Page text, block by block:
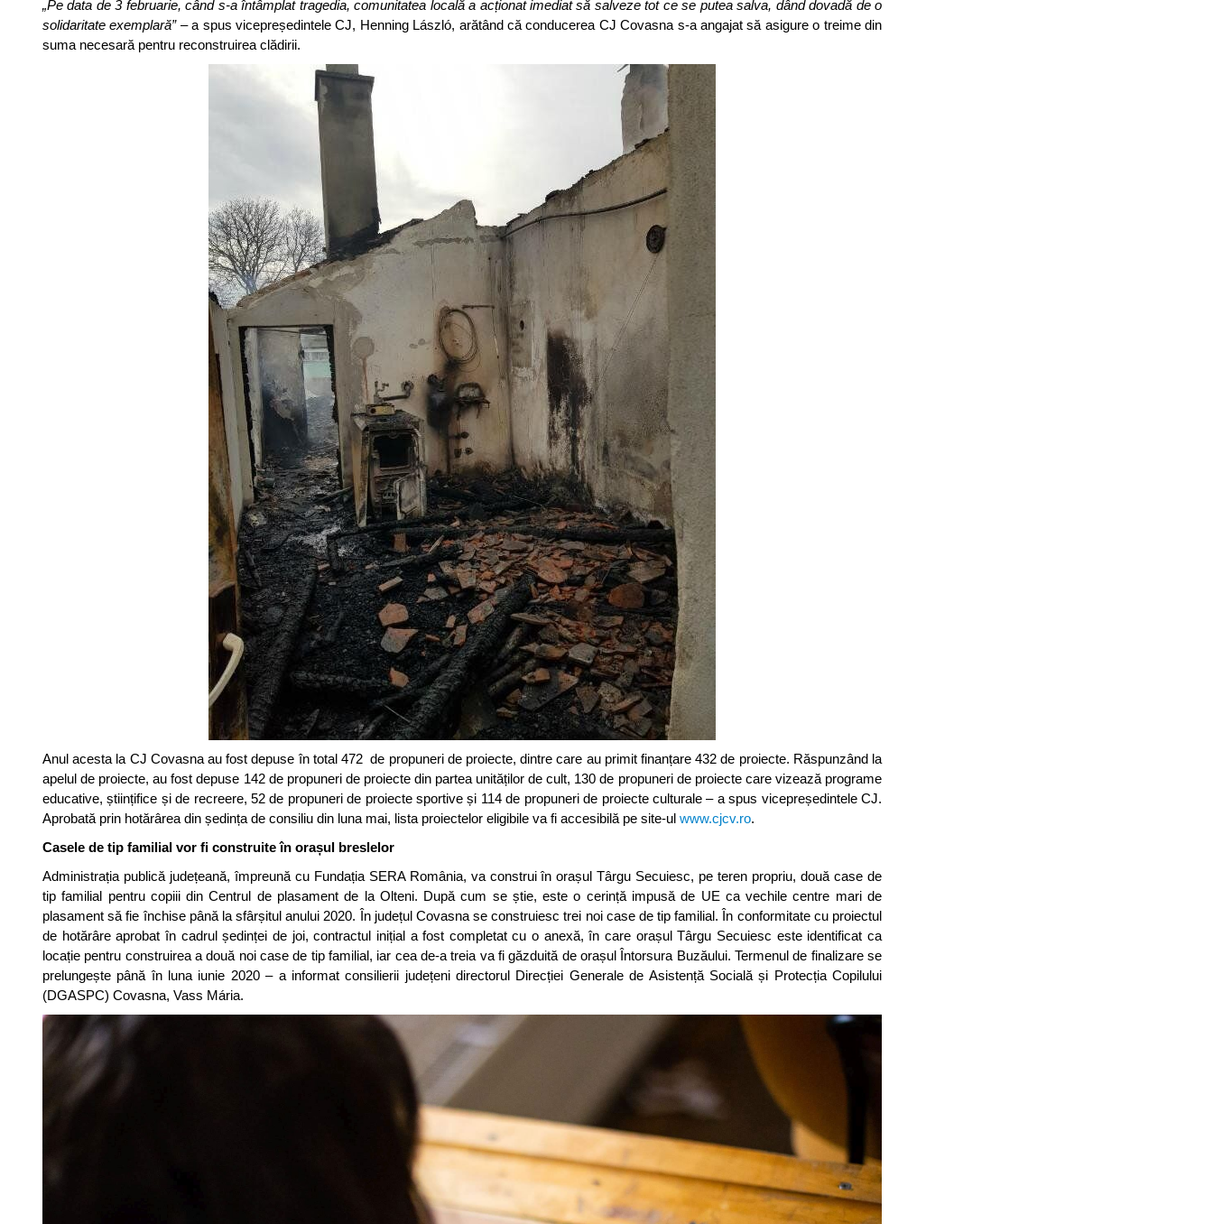
„Pe data de 3 februarie, când s-a întâmplat tragedia, comunitatea locală a acționat imediat să salveze tot ce se putea salva, dând dovadă de o
solidaritate exemplară”– a spus vicepreședintele CJ, Henning László, arătând că conducerea CJ Covasna s-a angajat să asigure o treime din
suma necesară pentru reconstruirea clădirii.
Anul acesta la CJ Covasna au fost depuse în total 472 de propuneri de proiecte, dintre care au primit finanțare 432 de proiecte. Răspunzând la
apelul de proiecte, au fost depuse 142 de propuneri de proiecte din partea unităților de cult, 130 de propuneri de proiecte care vizează programe
educative, științifice și de recreere, 52 de propuneri de proiecte sportive și 114 de propuneri de proiecte culturale – a spus vicepreședintele CJ.
Aprobată prin hotărârea din ședința de consiliu din luna mai, lista proiectelor eligibile va fi accesibilă pe site-ul www.cjcv.ro.
Casele de tip familial vor fi construite în orașul breslelor
Administrația publică județeană, împreună cu Fundația SERA România, va construi în orașul Târgu Secuiesc, pe teren propriu, două case de
tip familial pentru copiii din Centrul de plasament de la Olteni. După cum se știe, este o cerință impusă de UE ca vechile centre mari de
plasament să fie închise până la sfârșitul anului 2020. În județul Covasna se construiesc trei noi case de tip familial. În conformitate cu proiectul
de hotărâre aprobat în cadrul ședinței de joi, contractul inițial a fost completat cu o anexă, în care orașul Târgu Secuiesc este identificat ca
locație pentru construirea a două noi case de tip familial, iar cea de-a treia va fi găzduită de orașul Întorsura Buzăului. Termenul de finalizare se
prelungește până în luna iunie 2020 – a informat consilierii județeni directorul Direcției Generale de Asistență Socială și Protecția Copilului
(DGASPC) Covasna, Vass Mária.